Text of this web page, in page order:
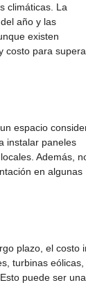
climáticas. La
año y las
existen
costo para
espacio
instalar paneles
Además,
en algunas
plazo, el costo
turbinas eólicas,
puede ser una